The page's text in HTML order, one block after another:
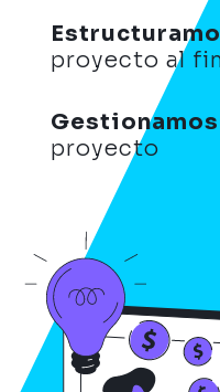
proyecto al
Gestionamos
proyecto